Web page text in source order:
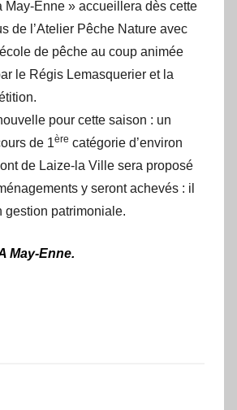
May-Enne » accueillera dès cette
de l’Atelier Pêche Nature avec
de pêche au coup animée
le Régis Lemasquerier et la
pour cette saison : un
de 1ère catégorie d’environ
de Laize-la Ville sera proposé
y seront achevés : il
gestion patrimoniale.
May-Enne.